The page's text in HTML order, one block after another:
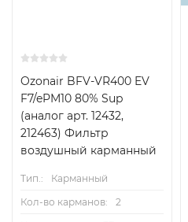
Ozonair BFV-VR400 EV
F7/ePM10 80% Sup
(аналог арт. 12432,
212463) Фильтр
воздушный карманный
Тип.:
Карманный
Кол-во карманов:
2